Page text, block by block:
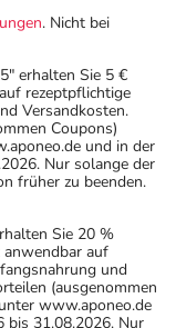
. Nicht bei
erhalten Sie 5 €
rezeptpflichtige
Versandkosten.
Coupons)
und in der
Nur solange der
früher zu beenden.
Sie 20 %
auf
und
(ausgenommen
www.aponeo.de
bis 31.08.2026. Nur